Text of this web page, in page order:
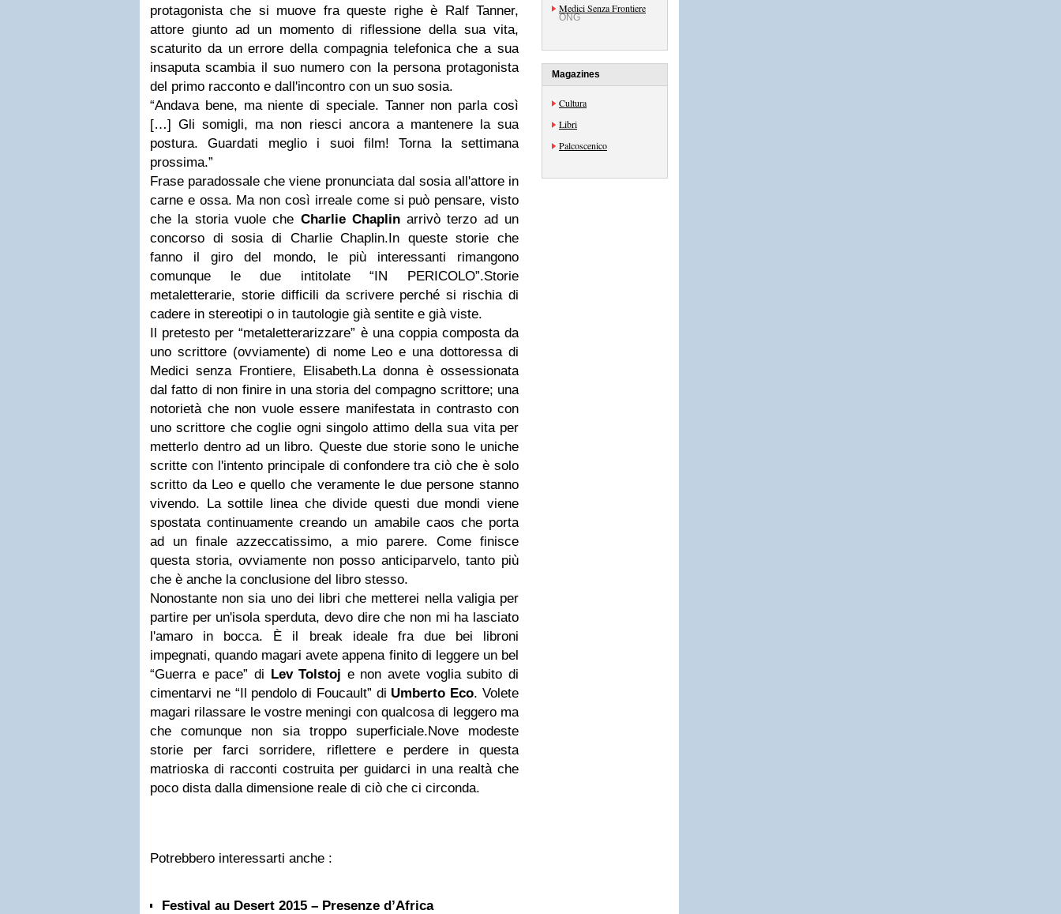
protagonista che si muove fra queste righe è Ralf Tanner,
attore giunto ad un momento di riflessione della sua vita,
scaturito da un errore della compagnia telefonica che a sua
insaputa scambia il suo numero con la persona protagonista
del primo racconto e dall'incontro con un suo sosia.
“Andava bene, ma niente di speciale. Tanner non parla così
[…] Gli somigli, ma non riesci ancora a mantenere la sua
postura. Guardati meglio i suoi film! Torna la settimana
prossima.”
Frase paradossale che viene pronunciata dal sosia all'attore in
carne e ossa. Ma non così irreale come si può pensare, visto
che la storia vuole che Charlie Chaplinarrivò terzo ad un
concorso di sosia di Charlie Chaplin.In queste storie che
fanno il giro del mondo, le più interessanti rimangono
comunque le due intitolate “IN PERICOLO”.Storie
metaletterarie, storie difficili da scrivere perché si rischia di
cadere in stereotipi o in tautologie già sentite e già viste.
Il pretesto per “metaletterarizzare” è una coppia composta da
uno scrittore (ovviamente) di nome Leo e una dottoressa di
Medici senza Frontiere, Elisabeth.La donna è ossessionata
dal fatto di non finire in una storia del compagno scrittore; una
notorietà che non vuole essere manifestata in contrasto con
uno scrittore che coglie ogni singolo attimo della sua vita per
metterlo dentro ad un libro. Queste due storie sono le uniche
scritte con l'intento principale di confondere tra ciò che è solo
scritto da Leo e quello che veramente le due persone stanno
vivendo. La sottile linea che divide questi due mondi viene
spostata continuamente creando un amabile caos che porta
ad un finale azzeccatissimo, a mio parere. Come finisce
questa storia, ovviamente non posso anticiparvelo, tanto più
che è anche la conclusione del libro stesso.
Nonostante non sia uno dei libri che metterei nella valigia per
partire per un'isola sperduta, devo dire che non mi ha lasciato
l'amaro in bocca. È il break ideale fra due bei libroni
impegnati, quando magari avete appena finito di leggere un bel
“Guerra e pace” di Lev Tolstoj e non avete voglia subito di
cimentarvi ne “Il pendolo di Foucault” di Umberto Eco. Volete
magari rilassare le vostre meningi con qualcosa di leggero ma
che comunque non sia troppo superficiale.Nove modeste
storie per farci sorridere, riflettere e perdere in questa
matrioska di racconti costruita per guidarci in una realtà che
poco dista dalla dimensione reale di ciò che ci circonda.
Potrebbero interessarti anche :
Festival au Desert 2015 – Presenze d’Africa
Medici Senza Frontiere
ONG
Magazines
Cultura
Libri
Palcoscenico